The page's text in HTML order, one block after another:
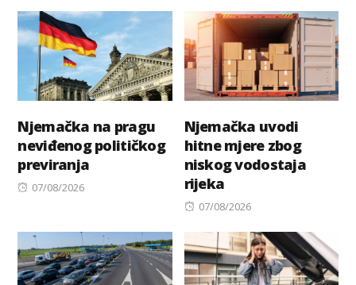
Njemačka na pragu
neviđenog političkog
previranja
Posted
07/08/2026
Njemačka uvodi
hitne mjere zbog
niskog vodostaja
rijeka
Posted
07/08/2026